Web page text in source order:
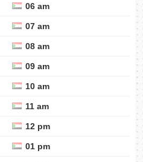
06 am
07 am
08 am
09 am
10 am
11 am
12 pm
01 pm